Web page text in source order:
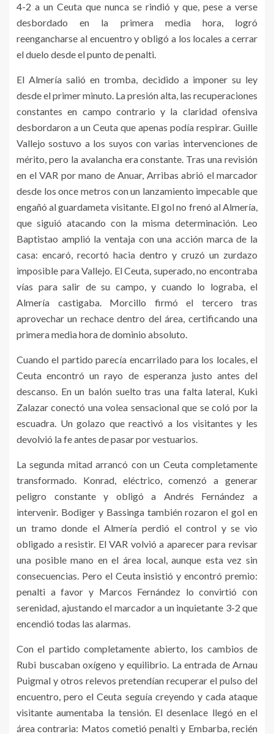
4-2 a un Ceuta que nunca se rindió y que, pese a verse
desbordado en la primera media hora, logró
reengancharse al encuentro y obligó a los locales a cerrar
el duelo desde el punto de penalti.
El Almería salió en tromba, decidido a imponer su ley
desde el primer minuto. La presión alta, las recuperaciones
constantes en campo contrario y la claridad ofensiva
desbordaron a un Ceuta que apenas podía respirar. Guille
Vallejo sostuvo a los suyos con varias intervenciones de
mérito, pero la avalancha era constante. Tras una revisión
en el VAR por mano de Anuar, Arribas abrió el marcador
desde los once metros con un lanzamiento impecable que
engañó al guardameta visitante. El gol no frenó al Almería,
que siguió atacando con la misma determinación. Leo
Baptistao amplió la ventaja con una acción marca de la
casa: encaró, recortó hacia dentro y cruzó un zurdazo
imposible para Vallejo. El Ceuta, superado, no encontraba
vías para salir de su campo, y cuando lo lograba, el
Almería castigaba. Morcillo firmó el tercero tras
aprovechar un rechace dentro del área, certificando una
primera media hora de dominio absoluto.
Cuando el partido parecía encarrilado para los locales, el
Ceuta encontró un rayo de esperanza justo antes del
descanso. En un balón suelto tras una falta lateral, Kuki
Zalazar conectó una volea sensacional que se coló por la
escuadra. Un golazo que reactivó a los visitantes y les
devolvió la fe antes de pasar por vestuarios.
La segunda mitad arrancó con un Ceuta completamente
transformado. Konrad, eléctrico, comenzó a generar
peligro constante y obligó a Andrés Fernández a
intervenir. Bodiger y Bassinga también rozaron el gol en
un tramo donde el Almería perdió el control y se vio
obligado a resistir. El VAR volvió a aparecer para revisar
una posible mano en el área local, aunque esta vez sin
consecuencias. Pero el Ceuta insistió y encontró premio:
penalti a favor y Marcos Fernández lo convirtió con
serenidad, ajustando el marcador a un inquietante 3-2 que
encendió todas las alarmas.
Con el partido completamente abierto, los cambios de
Rubi buscaban oxígeno y equilibrio. La entrada de Arnau
Puigmal y otros relevos pretendían recuperar el pulso del
encuentro, pero el Ceuta seguía creyendo y cada ataque
visitante aumentaba la tensión. El desenlace llegó en el
área contraria: Matos cometió penalti y Embarba, recién